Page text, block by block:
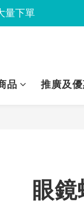
已抵達Union
量下單
品 推廣及
眼